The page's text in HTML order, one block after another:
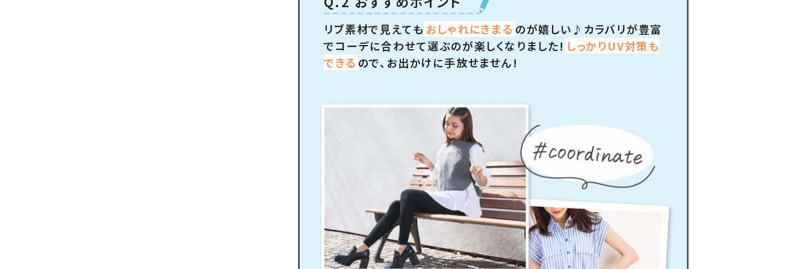
リブ素材で見えても おしゃれにきまる のが嬉しい♪カラバリが豊富
でコーデに合わせて選ぶのが楽しくなりました! しっかりUV対策も
できる ので、お出かけに手放せません!